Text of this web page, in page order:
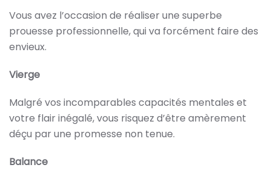
Vous avez l’occasion de réaliser une superbe
prouesse professionnelle, qui va forcément faire des
envieux.
Vierge
Malgré vos incomparables capacités mentales et
votre flair inégalé, vous risquez d’être amèrement
déçu par une promesse non tenue.
Balance